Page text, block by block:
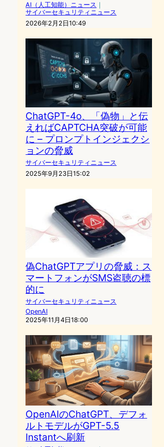
AI（人工知能）ニュース ｜
サイバーセキュリティニュース
2026年2月2日10:49
ChatGPT-4o、「偽物」と伝
えればCAPTCHA突破が可能
に – プロンプトインジェクシ
ョンの脅威
サイバーセキュリティニュース
2025年9月23日15:02
偽ChatGPTアプリの脅威：ス
マートフォンがSMS盗聴の標
的に
サイバーセキュリティニュース
OpenAI
2025年11月4日18:00
OpenAIのChatGPT、デフォ
ルトモデルがGPT-5.5
Instantへ刷新